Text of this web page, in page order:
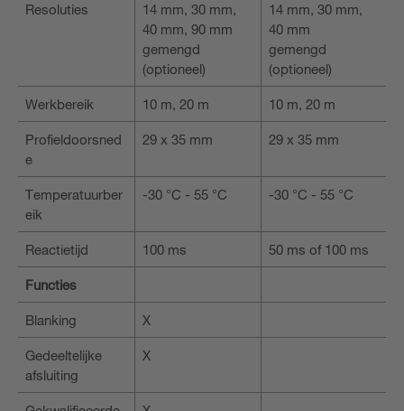
Resoluties
14 mm, 30 mm,
40 mm, 90 mm
gemengd
(optioneel)
14 mm, 30 mm,
40 mm
gemengd
(optioneel)
Werkbereik 10 m, 20 m 10 m, 20 m
Profieldoorsned
e
29 x 35 mm 29 x 35 mm
Temperatuurber
eik
-30 °C - 55 °C -30 °C - 55 °C
Reactietijd 100 ms 50 ms of 100 ms
Functies
Blanking X
Gedeeltelijke
afsluiting
X